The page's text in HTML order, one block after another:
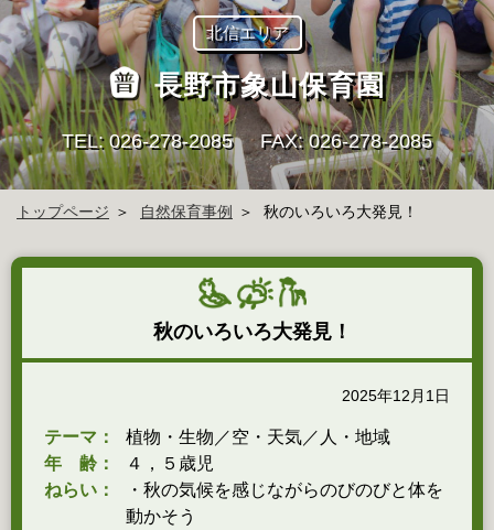
北信エリア
長野市象山保育園
TEL: 026-278-2085 FAX: 026-278-2085
トップページ 自然保育事例 秋のいろいろ大発見！
秋のいろいろ大発見！
2025年12月1日
テーマ：
植物・生物／空・天気／人・地域
年 齢：
４，５歳児
ねらい：
・秋の気候を感じながらのびのびと体を
動かそう